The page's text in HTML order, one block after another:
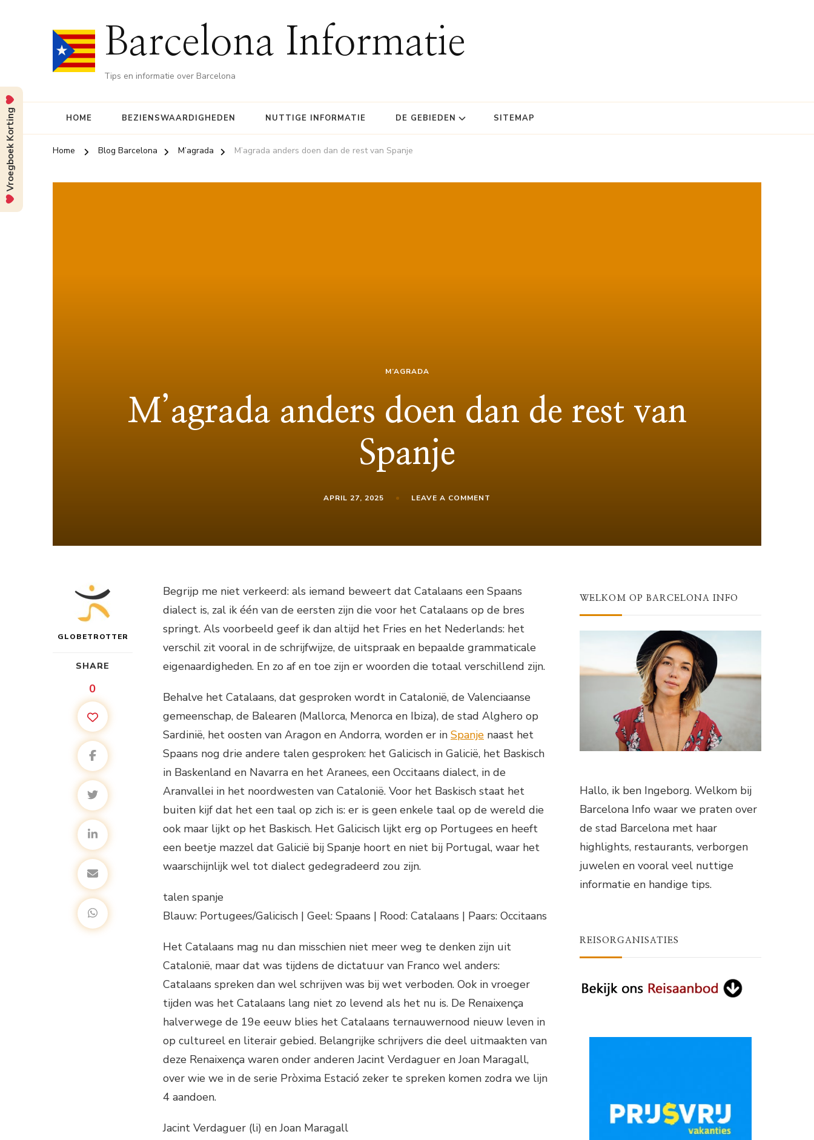
Barcelona Informatie
Tips en informatie over Barcelona
HOME BEZIENSWAARDIGHEDEN NUTTIGE INFORMATIE DE GEBIEDEN SITEMAP
Home Blog Barcelona M’agrada M’agrada anders doen dan de rest van Spanje
M’AGRADA
M’agrada anders doen dan de rest van
Spanje
APRIL 27, 2025 LEAVE A COMMENT
DE
GLOBETROTTER
SHARE
0
Begrijp me niet verkeerd: als iemand beweert dat Catalaans een Spaans
dialect is, zal ik één van de eersten zijn die voor het Catalaans op de bres
springt. Als voorbeeld geef ik dan altijd het Fries en het Nederlands: het
verschil zit vooral in de schrijfwijze, de uitspraak en bepaalde grammaticale
eigenaardigheden. En zo af en toe zijn er woorden die totaal verschillend zijn.
Behalve het Catalaans, dat gesproken wordt in Catalonië, de Valenciaanse
gemeenschap, de Balearen (Mallorca, Menorca en Ibiza), de stad Alghero op
Sardinië, het oosten van Aragon en Andorra, worden er in Spanje naast het
Spaans nog drie andere talen gesproken: het Galicisch in Galicië, het Baskisch
in Baskenland en Navarra en het Aranees, een Occitaans dialect, in de
Aranvallei in het noordwesten van Catalonië. Voor het Baskisch staat het
buiten kijf dat het een taal op zich is: er is geen enkele taal op de wereld die
ook maar lijkt op het Baskisch. Het Galicisch lijkt erg op Portugees en heeft
een beetje mazzel dat Galicië bij Spanje hoort en niet bij Portugal, waar het
waarschijnlijk wel tot dialect gedegradeerd zou zijn.
talen spanje
Blauw: Portugees/Galicisch | Geel: Spaans | Rood: Catalaans | Paars: Occitaans
Het Catalaans mag nu dan misschien niet meer weg te denken zijn uit
Catalonië, maar dat was tijdens de dictatuur van Franco wel anders:
Catalaans spreken dan wel schrijven was bij wet verboden. Ook in vroeger
tijden was het Catalaans lang niet zo levend als het nu is. De Renaixença
halverwege de 19e eeuw blies het Catalaans ternauwernood nieuw leven in
op cultureel en literair gebied. Belangrijke schrijvers die deel uitmaakten van
deze Renaixença waren onder anderen Jacint Verdaguer en Joan Maragall,
over wie we in de serie Pròxima Estació zeker te spreken komen zodra we lijn
4 aandoen.
Jacint Verdaguer (li) en Joan Maragall
WELKOM OP BARCELONA INFO
Hallo, ik ben Ingeborg. Welkom bij
Barcelona Info waar we praten over
de stad Barcelona met haar
highlights, restaurants, verborgen
juwelen en vooral veel nuttige
informatie en handige tips.
REISORGANISATIES
Vroegboek Korting